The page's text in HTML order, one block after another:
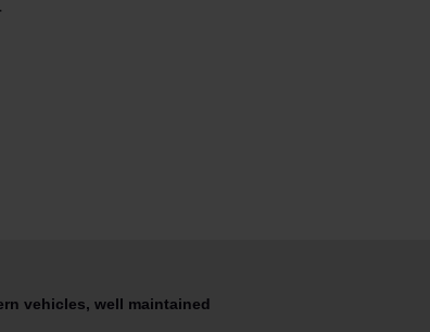
vehicles, well maintained